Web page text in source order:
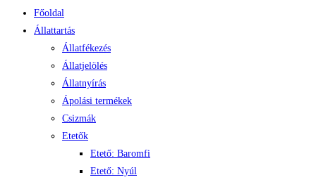
Főoldal
Állattartás
Állatfékezés
Állatjelölés
Állatnyírás
Ápolási termékek
Csizmák
Etetők
Etető: Baromfi
Etető: Nyúl